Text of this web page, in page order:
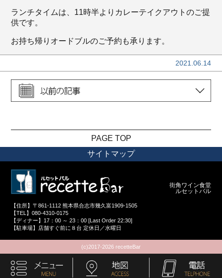
ランチタイムは、11時半よりカレーテイクアウトのご提
供です。
お持ち帰りオードブルのご予約も承ります。
2021.06.14
PAGE TOP
サイトマップ
街角ワイン食堂
ルセットバル
【住所】〒861-1112 熊本県合志市幾久富1909-1505
【TEL】080-4310-0175
【ディナー】17：00 ～ 23：00 [Last Order 22:30]
【駐車場】店舗すぐ前に８台 定休日／水曜日
(c)2017-2026 recetteBar